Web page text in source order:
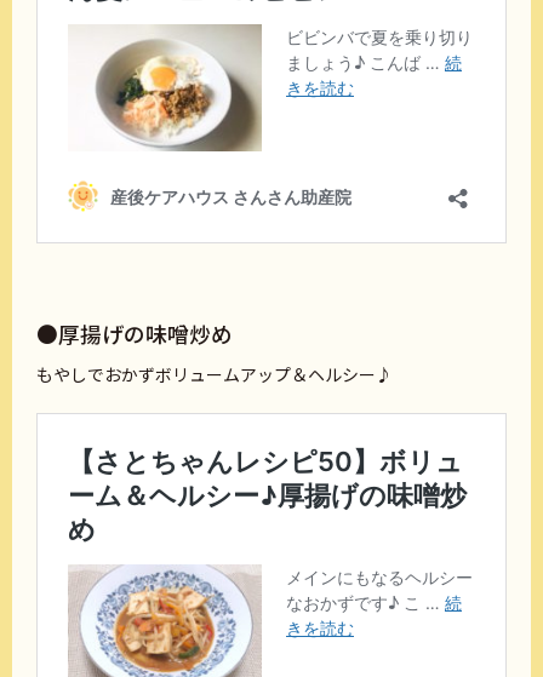
●厚揚げの味噌炒め
もやしでおかずボリュームアップ＆ヘルシー♪